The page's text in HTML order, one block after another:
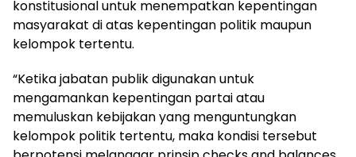
konstitusional untuk menempatkan kepentingan
masyarakat di atas kepentingan politik maupun
kelompok tertentu.
“Ketika jabatan publik digunakan untuk
mengamankan kepentingan partai atau
memuluskan kebijakan yang menguntungkan
kelompok politik tertentu, maka kondisi tersebut